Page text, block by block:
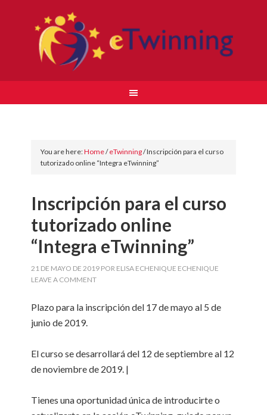
You are here:Home/eTwinning/Inscripción para el curso
tutorizado online “Integra eTwinning”
Inscripción para el curso
tutorizado online
“Integra eTwinning”
21 DE MAYO DE 2019 POR ELISA ECHENIQUE ECHENIQUE
LEAVE A COMMENT
Plazo para la inscripción del 17 de mayo al 5 de
junio de 2019.
El curso se desarrollará del 12 de septiembre al 12
de noviembre de 2019. |
Tienes una oportunidad única de introducirte o